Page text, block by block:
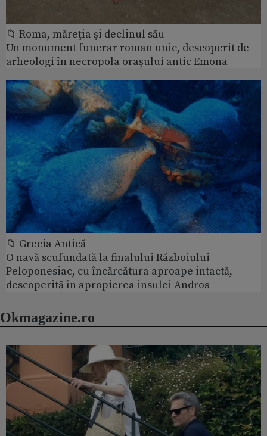
📁 Roma, măreţia şi declinul său
Un monument funerar roman unic, descoperit de
arheologi în necropola orașului antic Emona
📁 Grecia Antică
O navă scufundată la finalului Războiului
Peloponesiac, cu încărcătura aproape intactă,
descoperită în apropierea insulei Andros
Okmagazine.ro